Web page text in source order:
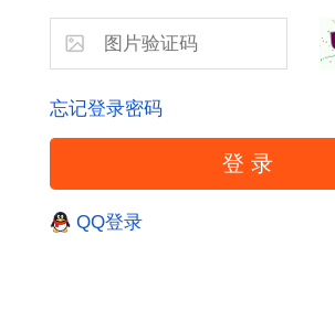
忘记登录密码
QQ登录